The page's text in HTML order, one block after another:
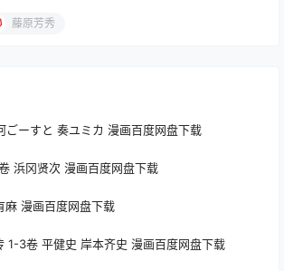
藤原芳秀
ごーすと 奏ユミカ 漫画百度网盘下载
浜冈贤次 漫画百度网盘下载
麻 漫画百度网盘下载
1-3卷 平健史 岸本齐史 漫画百度网盘下载